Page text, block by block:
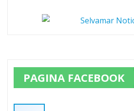
PAGINA FACEBOOK